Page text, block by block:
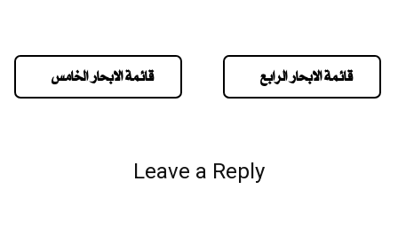
قائمة الابحار الخامس قائمة الابحار الرابع
Leave a Reply